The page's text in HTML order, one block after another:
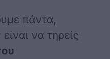
πάντα,
να τηρείς